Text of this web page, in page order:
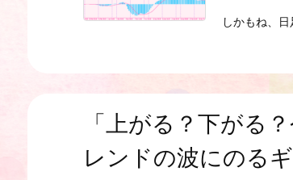
しかもね、
「上がる？下がる
レンドの波にのる